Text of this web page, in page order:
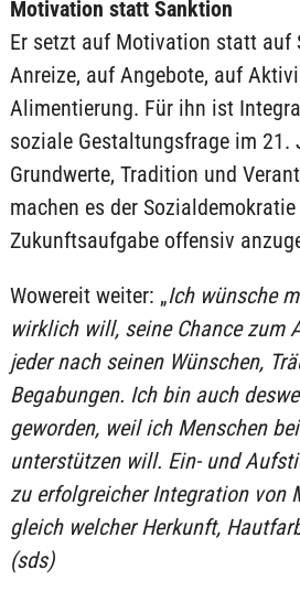
Motivation statt Sanktion
Er setzt auf Motivation statt auf
Anreize, auf Angebote, auf
Alimentierung. Für ihn ist
soziale Gestaltungsfrage im 21.
Grundwerte, Tradition und
machen es der
Zukunftsaufgabe offensiv
Wowereit weiter: „Ich wünsche
wirklich will, seine Chance zum
jeder nach seinen Wünschen,
Begabungen. Ich bin auch
geworden, weil ich Menschen
unterstützen will. Ein- und
zu erfolgreicher Integration von
gleich welcher Herkunft,
(sds)